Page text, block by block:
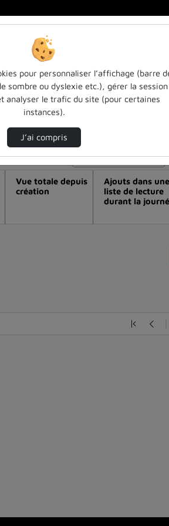
martin šemelík :
elements
visualisation
Vue totale depuis
création
Ajouts dans une
liste de lecture
durant la
pour personnaliser l’affichage (barre
sombre ou dyslexie etc.), gérer la session
analyser le trafic du site (pour certaines
instances).
J’ai compris